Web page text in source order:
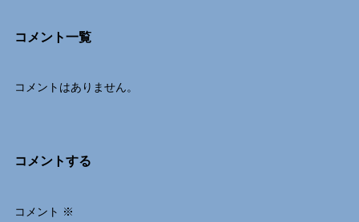
コメント一覧
コメントはありません。
コメントする
コメント ※